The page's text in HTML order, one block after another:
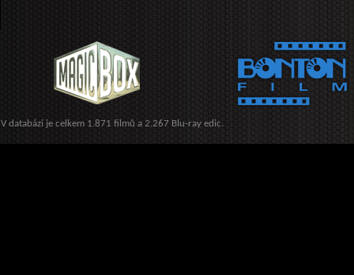
V databázi je celkem 1.871 filmů a 2.267 Blu-ray edic.